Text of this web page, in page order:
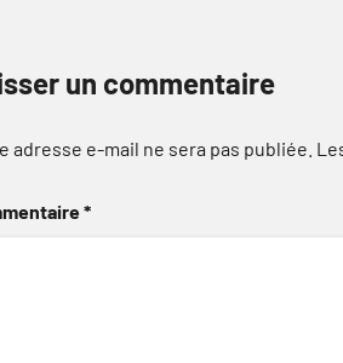
un commentaire
adresse e-mail ne sera pas publiée.
*